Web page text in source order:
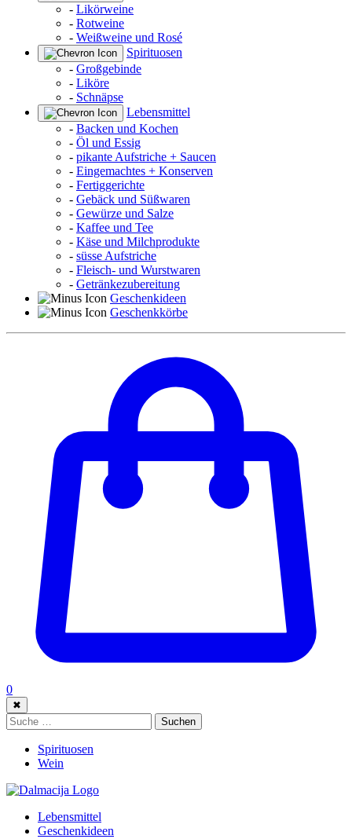
- Likörweine
- Rotweine
- Weißweine und Rosé
Spirituosen
- Großgebinde
- Liköre
- Schnäpse
Lebensmittel
- Backen und Kochen
- Öl und Essig
- pikante Aufstriche + Saucen
- Eingemachtes + Konserven
- Fertiggerichte
- Gebäck und Süßwaren
- Gewürze und Salze
- Kaffee und Tee
- Käse und Milchprodukte
- süsse Aufstriche
- Fleisch- und Wurstwaren
- Getränkezubereitung
Geschenkideen
Geschenkkörbe
0
✖
Suche: Suchen
Spirituosen
Wein
Lebensmittel
Geschenkideen